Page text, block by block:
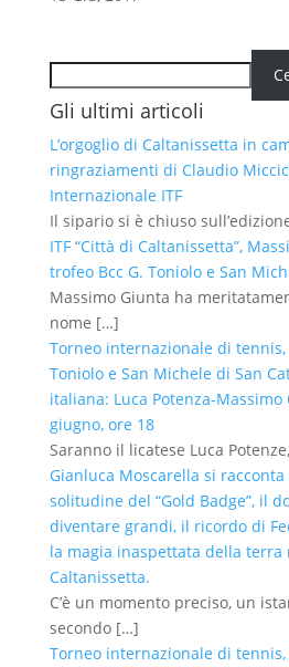
Cerca
Gli ultimi articoli
L’orgoglio di Caltanissetta in
ringraziamenti di Claudio
Internazionale ITF
Il sipario si è chiuso
ITF “Città di Caltanissetta”,
trofeo Bcc G. Toniolo e San
Massimo Giunta ha
nome […]
Torneo internazionale di tennis,
Toniolo e San Michele di San
italiana: Luca Potenza-
giugno, ore 18
Saranno il licatese Luca
Gianluca Moscarella si
solitudine del “Gold Badge”, il
diventare grandi, il ricordo di
la magia inaspettata della terra
Caltanissetta.
C’è un momento preciso, un
secondo […]
Torneo internazionale di tennis,